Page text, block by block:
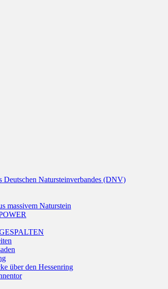
Deutschen Natursteinverbandes (DNV)
massivem Naturstein
über den Hessenring